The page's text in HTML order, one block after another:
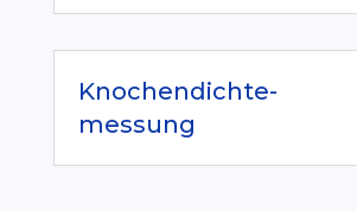
Knochendichte-
messung